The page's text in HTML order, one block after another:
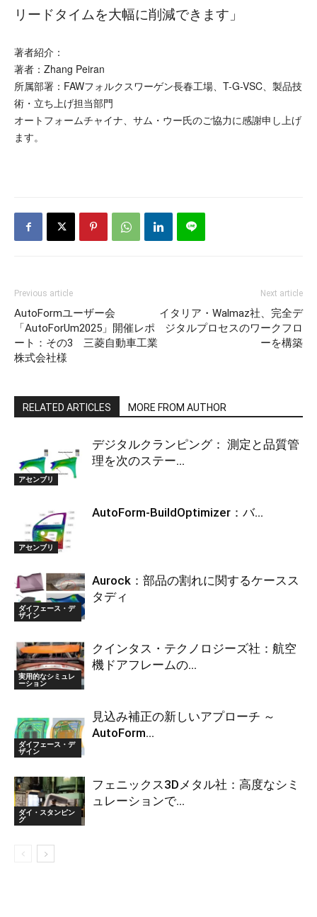
リードタイムを大幅に削減できます」
著者紹介：
著者：Zhang Peiran
所属部署：FAWフォルクスワーゲン長春工場、T-G-VSC、製品技
術・立ち上げ担当部門
オートフォームチャイナ、サム・ウー氏のご協力に感謝申し上げ
ます。
Previous article
AutoFormユーザー会
「AutoForUm2025」開催レポ
ート：その3 三菱自動車工業
株式会社様
Next article
イタリア・Walmaz社、完全デ
ジタルプロセスのワークフロ
ーを構築
RELATED ARTICLES MORE FROM AUTHOR
アセンブリ
デジタルクランピング： 測定と品質管
理を次のステー...
アセンブリ
AutoForm-BuildOptimizer：バ...
ダイフェース・デ
ザイン
Aurock：部品の割れに関するケースス
タディ
実用的なシミュレ
ーション
クインタス・テクノロジーズ社：航空
機ドアフレームの...
ダイフェース・デ
ザイン
見込み補正の新しいアプローチ ～
AutoForm...
ダイ・スタンピン
グ
フェニックス3Dメタル社：高度なシミ
ュレーションで...